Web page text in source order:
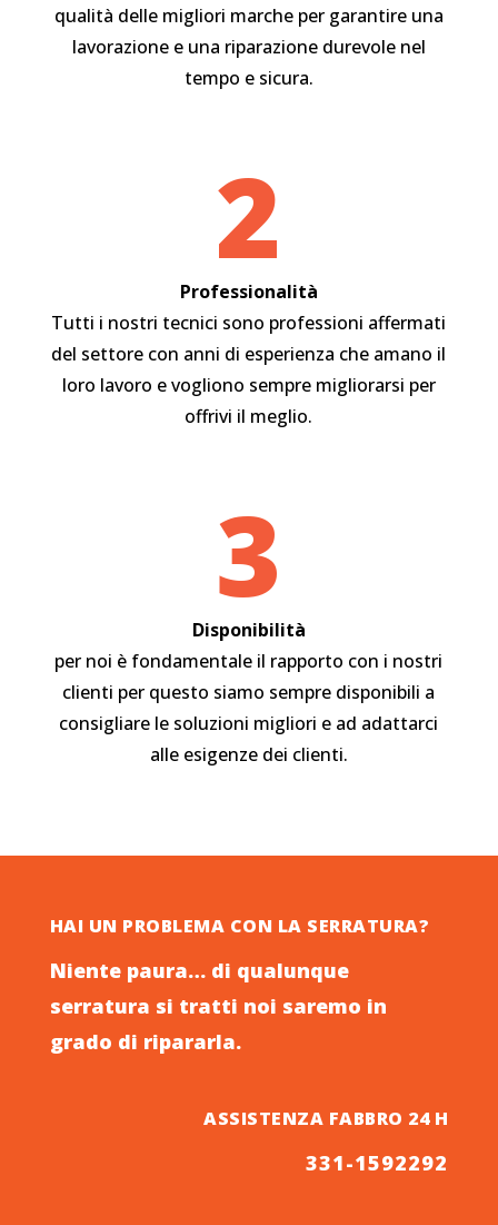
qualità delle migliori marche per garantire una
lavorazione e una riparazione durevole nel
tempo e sicura.
2
Professionalità
Tutti i nostri tecnici sono professioni affermati
del settore con anni di esperienza che amano il
loro lavoro e vogliono sempre migliorarsi per
offrivi il meglio.
3
Disponibilità
per noi è fondamentale il rapporto con i nostri
clienti per questo siamo sempre disponibili a
consigliare le soluzioni migliori e ad adattarci
alle esigenze dei clienti.
HAI UN PROBLEMA CON LA SERRATURA?
Niente paura… di qualunque
serratura si tratti noi saremo in
grado di ripararla.
ASSISTENZA FABBRO 24 H
331-1592292